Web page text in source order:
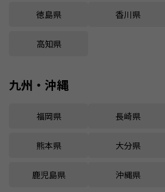
徳島県 香川県
高知県
九州・沖縄
福岡県 長崎県
熊本県 大分県
鹿児島県 沖縄県